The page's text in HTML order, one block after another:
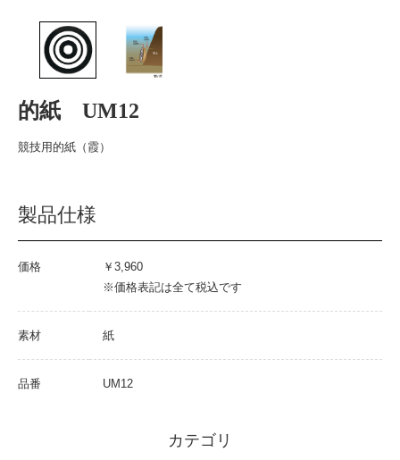
的紙 UM12
競技用的紙（霞）
製品仕様
価格
￥3,960
※価格表記は全て税込です
素材 紙
品番 UM12
カテゴリ